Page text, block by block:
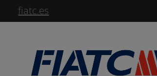
fiatc.es